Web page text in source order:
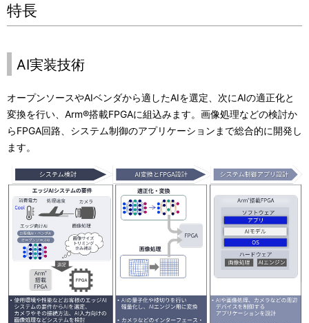
特長
AI実装技術
オープンソースやAIベンダから適したAIを選定、次にAIの適正化と
変換を行い、Arm®搭載FPGAに組込みます。画像処理などの検討か
らFPGA回路、システム制御のアプリケーションまで総合的に開発し
ます。